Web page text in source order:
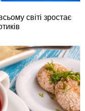
світі зростає